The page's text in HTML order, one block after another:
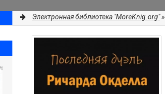
Электронная библиотека "MoreKnig.org"»